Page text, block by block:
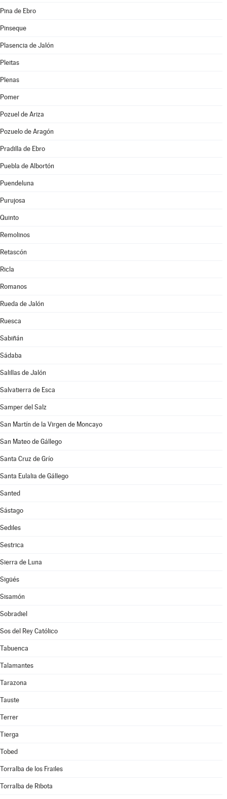
Pina de Ebro
Pinseque
Plasencia de Jalón
Pleitas
Plenas
Pomer
Pozuel de Ariza
Pozuelo de Aragón
Pradilla de Ebro
Puebla de Albortón
Puendeluna
Purujosa
Quinto
Remolinos
Retascón
Ricla
Romanos
Rueda de Jalón
Ruesca
Sabiñán
Sádaba
Salillas de Jalón
Salvatierra de Esca
Samper del Salz
San Martín de la Virgen de Moncayo
San Mateo de Gállego
Santa Cruz de Grío
Santa Eulalia de Gállego
Santed
Sástago
Sediles
Sestrica
Sierra de Luna
Sigüés
Sisamón
Sobradiel
Sos del Rey Católico
Tabuenca
Talamantes
Tarazona
Tauste
Terrer
Tierga
Tobed
Torralba de los Frailes
Torralba de Ribota